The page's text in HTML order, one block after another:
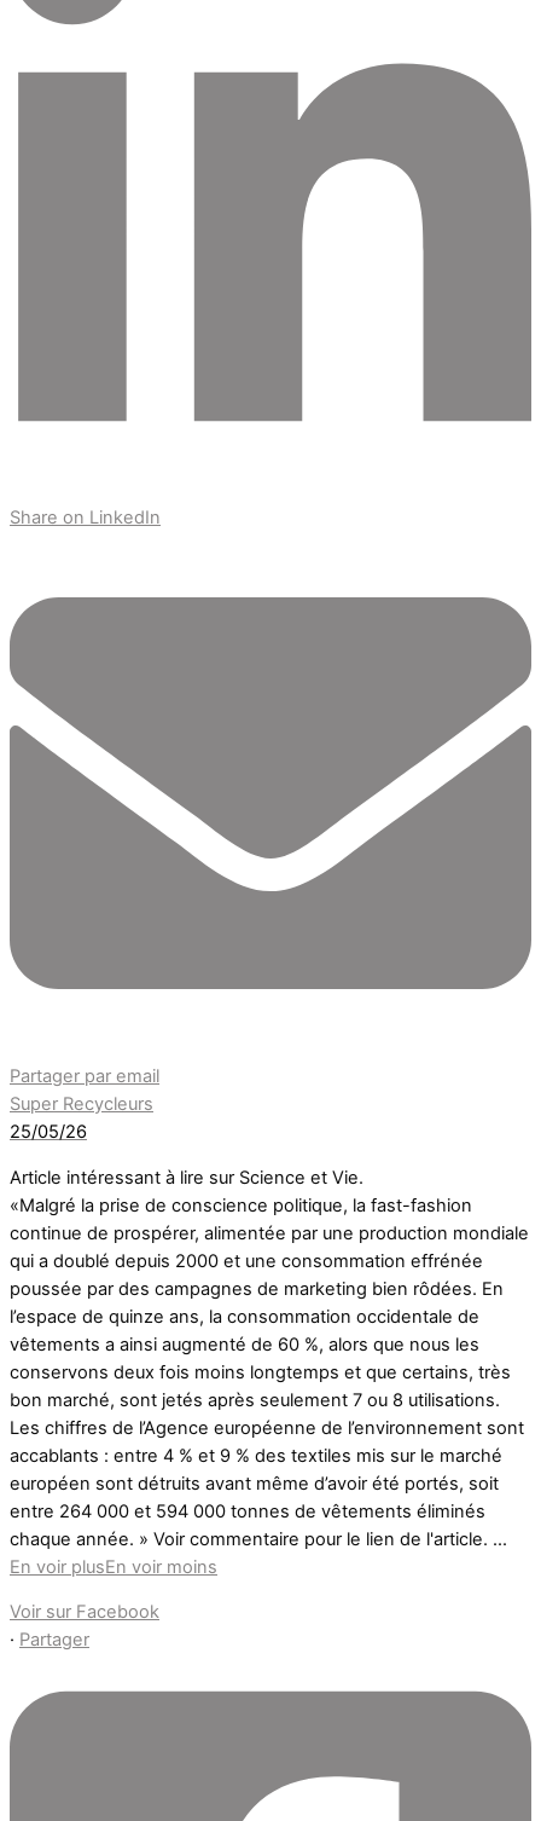
Share on LinkedIn
Partager par email
Super Recycleurs
25/05/26
Article intéressant à lire sur Science et Vie.
«Malgré la prise de conscience politique, la fast-fashion
continue de prospérer, alimentée par une production mondiale
qui a doublé depuis 2000 et une consommation effrénée
poussée par des campagnes de marketing bien rôdées. En
l’espace de quinze ans, la consommation occidentale de
vêtements a ainsi augmenté de 60 %, alors que nous les
conservons deux fois moins longtemps et que certains, très
bon marché, sont jetés après seulement 7 ou 8 utilisations.
Les chiffres de l’Agence européenne de l’environnement sont
accablants : entre 4 % et 9 % des textiles mis sur le marché
européen sont détruits avant même d’avoir été portés, soit
entre 264 000 et 594 000 tonnes de vêtements éliminés
chaque année. » Voir commentaire pour le lien de l'article. ...
En voir plusEn voir moins
Voir sur Facebook
· Partager